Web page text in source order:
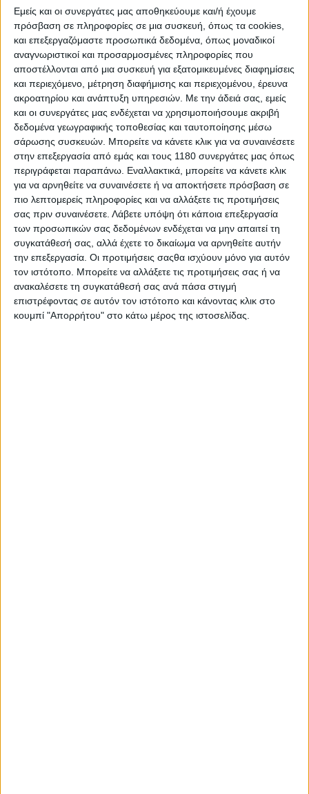
Εμείς και οι συνεργάτες μας αποθηκεύουμε και/ή έχουμε
πρόσβαση σε πληροφορίες σε μια συσκευή, όπως τα cookies,
και επεξεργαζόμαστε προσωπικά δεδομένα, όπως μοναδικοί
αναγνωριστικοί και προσαρμοσμένες πληροφορίες που
αποστέλλονται από μια συσκευή για εξατομικευμένες διαφημίσεις
και περιεχόμενο, μέτρηση διαφήμισης και περιεχομένου, έρευνα
ακροατηρίου και ανάπτυξη υπηρεσιών. Με την άδειά σας, εμείς
και οι συνεργάτες μας ενδέχεται να χρησιμοποιήσουμε ακριβή
δεδομένα γεωγραφικής τοποθεσίας και ταυτοποίησης μέσω
σάρωσης συσκευών. Μπορείτε να κάνετε κλικ για να συναινέσετε
στην επεξεργασία από εμάς και τους 1180 συνεργάτες μας όπως
περιγράφεται παραπάνω. Εναλλακτικά, μπορείτε να κάνετε κλικ
για να αρνηθείτε να συναινέσετε ή να αποκτήσετε πρόσβαση σε
πιο λεπτομερείς πληροφορίες και να αλλάξετε τις προτιμήσεις
σας πριν συναινέσετε. Λάβετε υπόψη ότι κάποια επεξεργασία
των προσωπικών σας δεδομένων ενδέχεται να μην απαιτεί τη
συγκατάθεσή σας, αλλά έχετε το δικαίωμα να αρνηθείτε αυτήν
την επεξεργασία. Οι προτιμήσεις σαςθα ισχύουν μόνο για αυτόν
τον ιστότοπο. Μπορείτε να αλλάξετε τις προτιμήσεις σας ή να
ανακαλέσετε τη συγκατάθεσή σας ανά πάσα στιγμή
επιστρέφοντας σε αυτόν τον ιστότοπο και κάνοντας κλικ στο
κουμπί "Απορρήτου" στο κάτω μέρος της ιστοσελίδας.